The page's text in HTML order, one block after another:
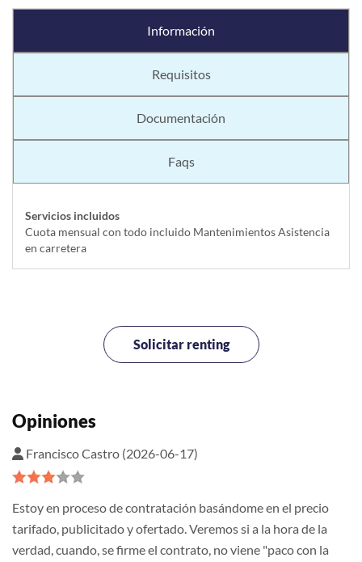
Información
Requisitos
Documentación
Faqs
Servicios incluidos
Cuota mensual con todo incluido Mantenimientos Asistencia
en carretera
Solicitar renting
Opiniones
Francisco Castro (2026-06-17)
Estoy en proceso de contratación basándome en el precio
tarifado, publicitado y ofertado. Veremos si a la hora de la
verdad, cuando, se firme el contrato, no viene "paco con la